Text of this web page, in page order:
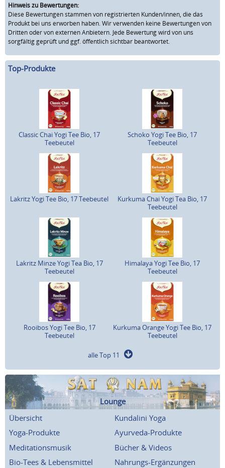
Hinweis zu Bewertungen:
Diese Bewertungen stammen von registrierten Kunden/innen, die das
Produkt bei uns erworben haben. Wir verwenden keine Bewertungen von
Dritten oder von externen Anbietern. Jede Bewertung wird von uns
sorgfältig geprüft und ggf. öffentlich sichtbar beantwortet.
Top-Produkte
Classic Chai Yogi Tee Bio, 17
Teebeutel
Schoko Yogi Tee Bio, 17
Teebeutel
Lakritz Yogi Tee Bio, 17 Teebeutel
Kurkuma Chai Yogi Tea Bio, 17
Teebeutel
Lakritz Minze Yogi Tea Bio, 17
Teebeutel
Himalaya Yogi Tee Bio, 17
Teebeutel
Rooibos Yogi Tee Bio, 17
Teebeutel
Kurkuma Orange Yogi Tee Bio, 17
Teebeutel
alle Top 11
Lounge
Übersicht
Kundalini Yoga
Yoga-Produkte
Ayurveda-Produkte
Meditationsmusik
Bücher & Videos
Bio-Tees & Lebensmittel
Nahrungs-Ergänzungen